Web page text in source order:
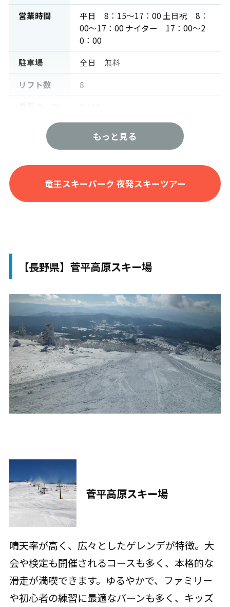
営業時間
平日 8：15～17：00 土日祝 8：
00～17：00 ナイター 17：00～2
0：00
駐車場
全日 無料
リフト数
8
最大傾斜
初級：35% 中級：40% 上級：2
5%
スキー・ボ
ード
スキー：10% スノボー：90%
もっと見る
竜王スキーパーク 夜発スキーツアー
【長野県】菅平高原スキー場
菅平高原スキー場
晴天率が高く、広々としたゲレンデが特徴。大
会や検定も開催されるコースも多く、本格的な
滑走が満喫できます。ゆるやかで、ファミリー
や初心者の練習に最適なバーンも多く、キッズ